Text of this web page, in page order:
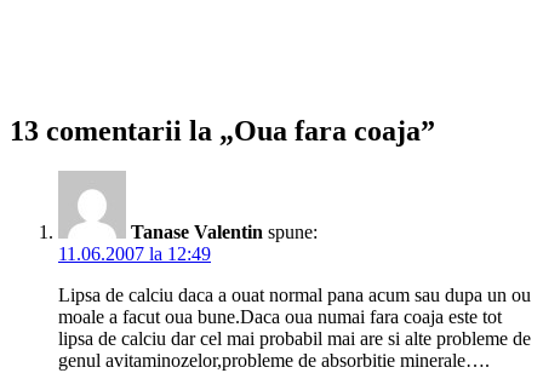
13 comentarii la „Oua fara coaja”
Tanase Valentin spune:
11.06.2007 la 12:49
Lipsa de calciu daca a ouat normal pana acum sau dupa un ou
moale a facut oua bune.Daca oua numai fara coaja este tot
lipsa de calciu dar cel mai probabil mai are si alte probleme de
genul avitaminozelor,probleme de absorbitie minerale….